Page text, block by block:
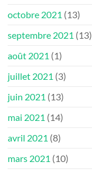
octobre 2021 (13)
septembre 2021 (13)
août 2021 (1)
juillet 2021 (3)
juin 2021 (13)
mai 2021 (14)
avril 2021 (8)
mars 2021 (10)